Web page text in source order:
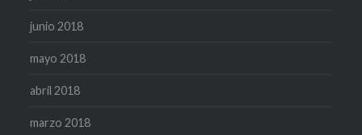
junio 2018
mayo 2018
abril 2018
marzo 2018